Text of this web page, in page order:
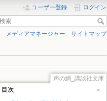
ユーザー登録 ログイン
メディアマネージャー サイトマップ
声の網_講談社文庫
目次